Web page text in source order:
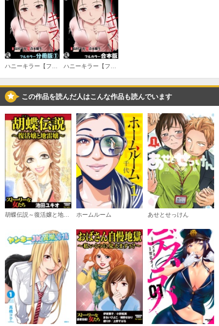
04
必要ポイント：100
05
必要ポイント：100
購入する
06
必要ポイント：100
購入する
ハニーキラー【フルカラー分冊版】 ハニーキラー【フルカラー合本版】
この作品を読んだ人はこんな作品も読んでいます
ホームルーム あせとせっけん